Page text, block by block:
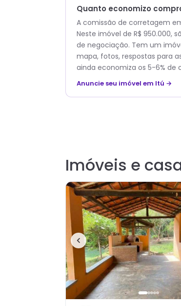
Quanto economizo
A comissão de corretagem
Neste imóvel de R$ 950.000,
de negociação. Tem um
mapa, fotos, respostas para
ainda economiza os 5-6% de
Anuncie seu imóvel em Itú →
Imóveis e